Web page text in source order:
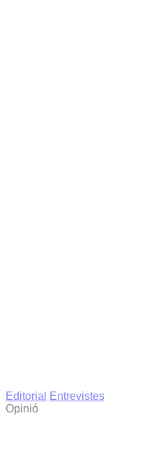
Editorial
Entrevistes
Opinió